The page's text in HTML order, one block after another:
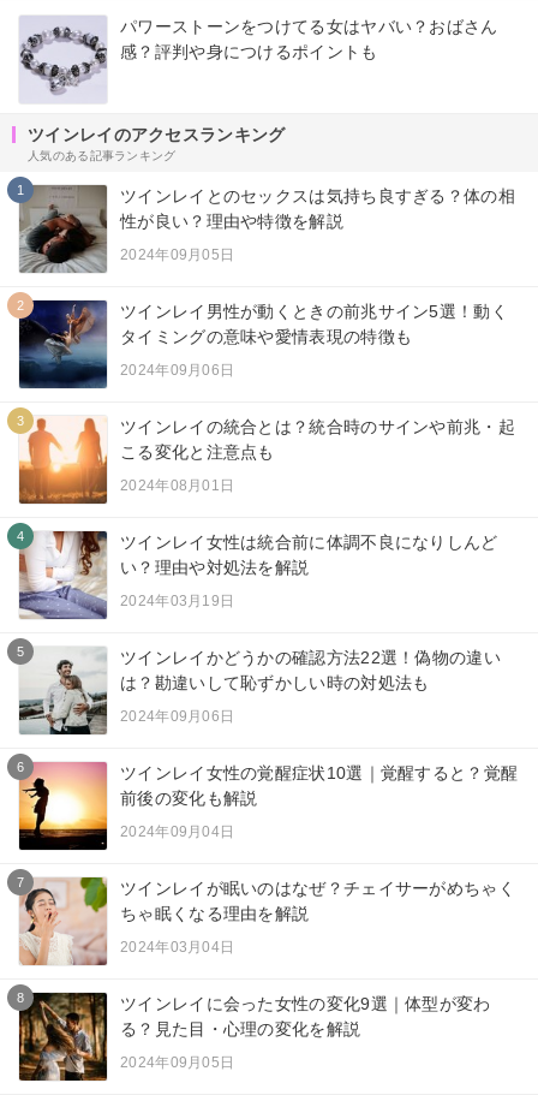
パワーストーンをつけてる女はヤバい？おばさん
感？評判や身につけるポイントも
ツインレイのアクセスランキング
人気のある記事ランキング
1
ツインレイとのセックスは気持ち良すぎる？体の相
性が良い？理由や特徴を解説
2024年09月05日
2
ツインレイ男性が動くときの前兆サイン5選！動く
タイミングの意味や愛情表現の特徴も
2024年09月06日
3
ツインレイの統合とは？統合時のサインや前兆・起
こる変化と注意点も
2024年08月01日
4
ツインレイ女性は統合前に体調不良になりしんど
い？理由や対処法を解説
2024年03月19日
5
ツインレイかどうかの確認方法22選！偽物の違い
は？勘違いして恥ずかしい時の対処法も
2024年09月06日
6
ツインレイ女性の覚醒症状10選｜覚醒すると？覚醒
前後の変化も解説
2024年09月04日
7
ツインレイが眠いのはなぜ？チェイサーがめちゃく
ちゃ眠くなる理由を解説
2024年03月04日
8
ツインレイに会った女性の変化9選｜体型が変わ
る？見た目・心理の変化を解説
2024年09月05日